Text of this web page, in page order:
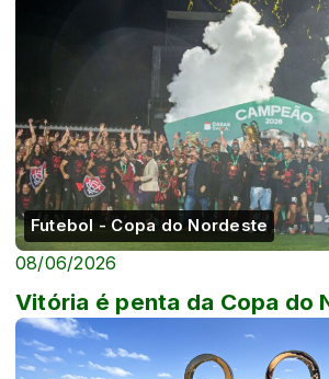
Futebol - Copa do Nordeste
08/06/2026
Vitória é penta da Copa do